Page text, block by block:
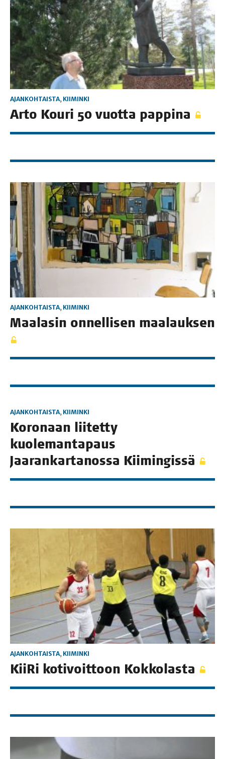
AJANKOHTAISTA, KIIMINKI
Arto Kou­ri 50 vuot­ta pappina
AJANKOHTAISTA, KIIMINKI
Maa­la­sin onnel­li­sen maalauksen
AJANKOHTAISTA, KIIMINKI
Koro­naan lii­tet­ty
kuo­le­man­ta­paus
Jaa­ran­kar­ta­nos­sa Kiimingissä
AJANKOHTAISTA, KIIMINKI
Kii­Ri koti­voit­toon Kokkolasta